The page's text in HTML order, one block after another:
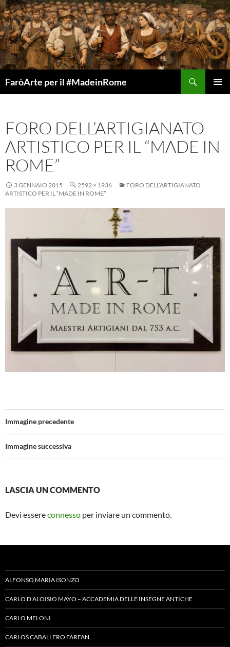
Vai
al
contenuto
FaròArte per il #MadeinRome
FORO DELL’ARTIGIANATO
ARTISTICO PER IL “MADE IN
ROME”
3 GENNAIO 2015 2592 × 1936
FORO DELL’ARTIGIANATO
ARTISTICO PER IL “MADE IN ROME”
Immagine precedente
Immagine successiva
LASCIA UN COMMENTO
Devi essereconnesso per inviare un commento.
ALFONSO MARIA ISONZO
CARLO D’ALOISIO MAYO – ACCADEMIA DELLE INSEGNE ANTICHE
CARLO MELONI
CARLOS CABALLERO FARFAN